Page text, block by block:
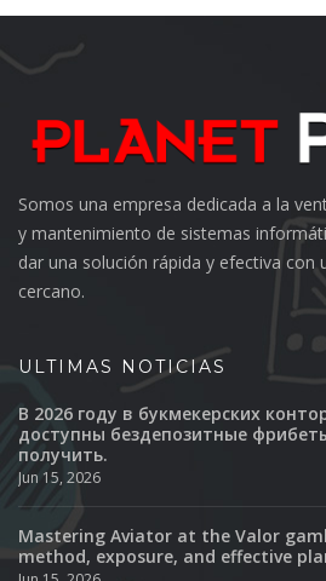
Somos una empresa dedicada a la
y mantenimiento de sistemas
dar una solución rápida y efectiva
cercano.
ULTIMAS NOTICIAS
В 2026 году в букмекерских
доступны бездепозитные
получить.
Jun 15, 2026
Mastering Aviator at the Valor
method, exposure, and effective